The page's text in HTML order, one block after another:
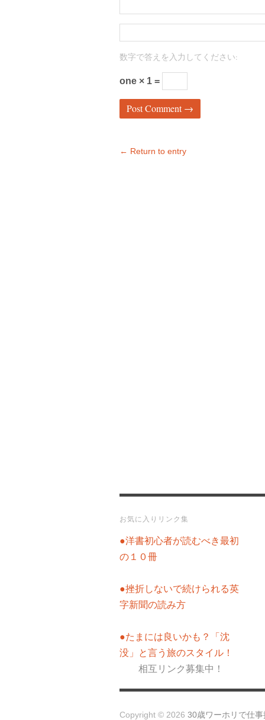
数字で答えを入力してください:
one × 1 =
← Return to entry
お気に入りリンク集
●洋書初心者が読むべき最初
の１０冊
●挫折しないで続けられる英
字新聞の読み方
●たまには良いかも？「沈
没」と言う旅のスタイル！
相互リンク募集中！
Copyright © 2026 30歳ワーホリで仕